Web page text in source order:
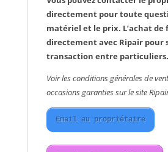
directement pour toute
matériel et le prix. L’achat de
directement avec Ripair pour
transaction entre particuliers.
Voir les conditions générales de
occasions garanties sur le site
Email au propriétaire